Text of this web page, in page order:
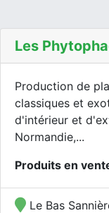
Les
Production de
classiques et
d'intérieur et
Normandie,...
Produits en
Le Bas